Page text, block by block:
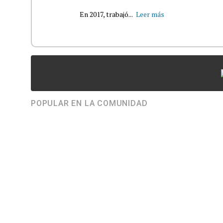
En 2017, trabajó... Leer más
POPULAR EN LA COMUNIDAD